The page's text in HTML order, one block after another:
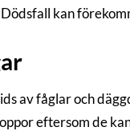
kan
av fåglar och
eftersom de